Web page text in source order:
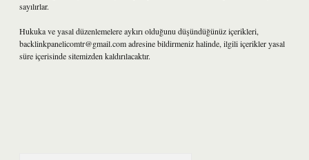
sayılırlar.
Hukuka ve yasal düzenlemelere aykırı olduğunu düşündüğünüz içerikleri,
backlinkpanelicomtr@gmail.comadresine bildirmeniz halinde, ilgili içerikler yasal
süre içerisinde sitemizden kaldırılacaktır.